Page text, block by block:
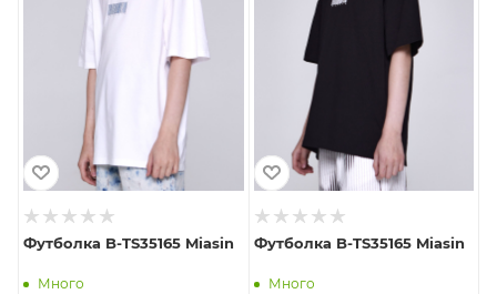
Футболка B-TS35165 Miasin
Много
Футболка B-TS35165 Miasin
Много